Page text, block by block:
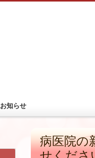
お知らせ
病医院の
せくださ